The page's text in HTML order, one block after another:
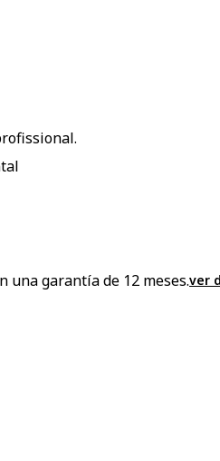
una garantía de 12 meses.ver